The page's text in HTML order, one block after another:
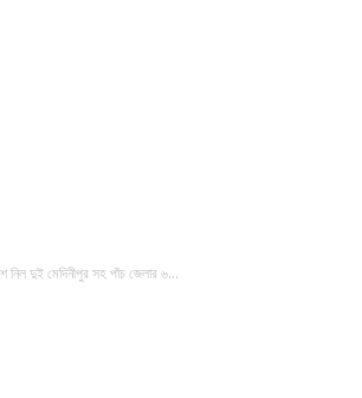
দুই মেদিনীপুর সহ পাঁচ জেলার ৬...